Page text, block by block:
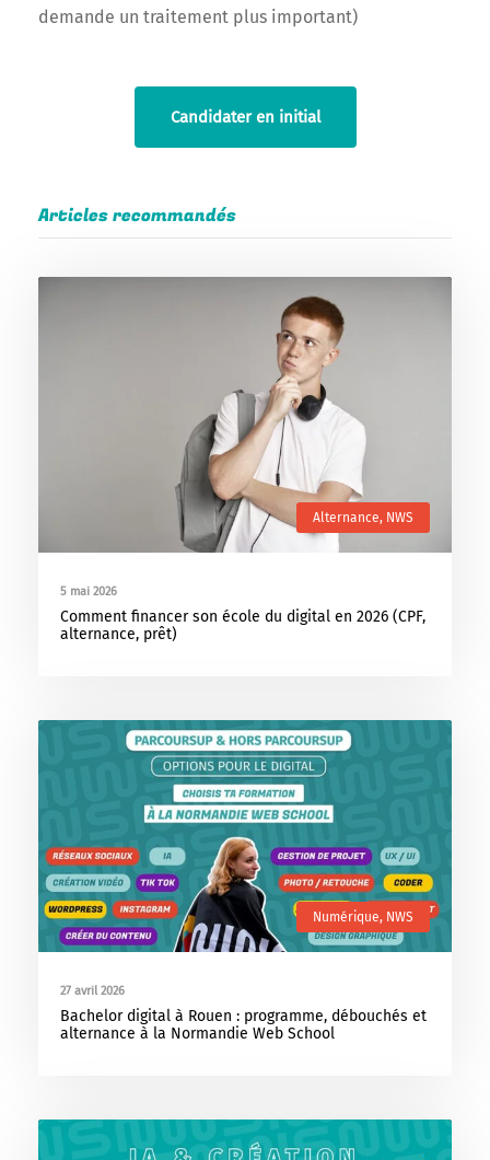
demande un traitement plus important)
Candidater en initial
Articles recommandés
Alternance, NWS
5 mai 2026
Comment financer son école du digital en 2026 (CPF,
alternance, prêt)
Numérique, NWS
27 avril 2026
Bachelor digital à Rouen : programme, débouchés et
alternance à la Normandie Web School